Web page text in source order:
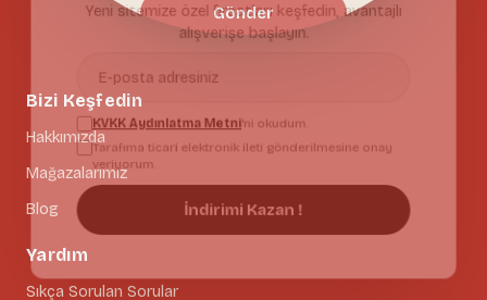
Bizi Keşfedin
Hakkımızda
Mağazalarımız
Blog
Yardım
Sıkça Sorulan Sorular
Gönder
alışverişe başlayın.
KVKK Aydınlatma Metni'ni okudum.
Tarafıma ticari elektronik ileti gönderilmesine onay
veriyorum.
İndirimi Kazan !